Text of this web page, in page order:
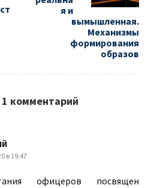
я и
вымышленная.
Механизмы
формирования
образов
комментарий
в 19:47
офицеров посвящен